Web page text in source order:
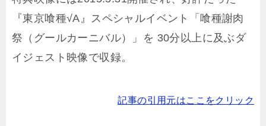
『東京喰種√A』スペシャルイベント「喰種謝肉
祭（グールカーニバル）」を 30分以上に及ぶダ
イジェスト映像で収録。
記事の引用元はここをクリック